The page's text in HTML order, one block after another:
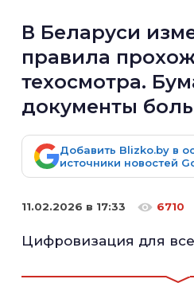
В Беларуси
правила
техосмотра.
документы
Добавить Blizko.by в
источники новостей
11.02.2026 в 17:33 6710
Цифровизация для